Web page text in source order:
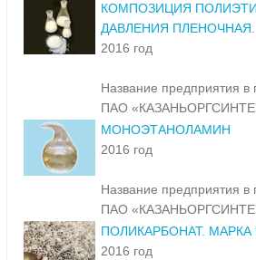
КОМПОЗИЦИЯ
ДАВЛЕНИЯ ПЛЕНОЧНАЯ.
2016 год
Название предприятия в
ПАО
МОНОЭТАНОЛАМИН
2016 год
Название предприятия в
ПАО
ПОЛИКАРБОНАТ. МАРКА
2016 год